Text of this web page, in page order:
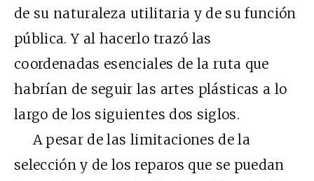
de su naturaleza utilitaria y de su función
pública. Y al hacerlo trazó las
coordenadas esenciales de la ruta que
habrían de seguir las artes plásticas a lo
largo de los siguientes dos siglos.
A pesar de las limitaciones de la
selección y de los reparos que se puedan